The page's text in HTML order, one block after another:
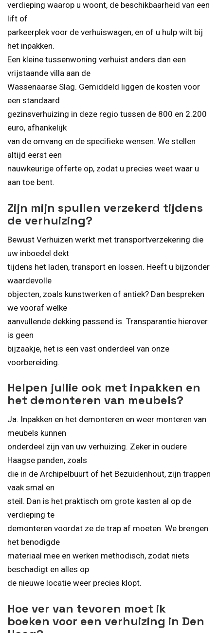
verdieping waarop u woont, de beschikbaarheid van een
lift of
parkeerplek voor de verhuiswagen, en of u hulp wilt bij
het inpakken.
Een kleine tussenwoning verhuist anders dan een
vrijstaande villa aan de
Wassenaarse Slag. Gemiddeld liggen de kosten voor
een standaard
gezinsverhuizing in deze regio tussen de 800 en 2.200
euro, afhankelijk
van de omvang en de specifieke wensen. We stellen
altijd eerst een
nauwkeurige offerte op, zodat u precies weet waar u
aan toe bent.
Zijn mijn spullen verzekerd tijdens
de verhuizing?
Bewust Verhuizen werkt met transportverzekering die
uw inboedel dekt
tijdens het laden, transport en lossen. Heeft u bijzonder
waardevolle
objecten, zoals kunstwerken of antiek? Dan bespreken
we vooraf welke
aanvullende dekking passend is. Transparantie hierover
is geen
bijzaakje, het is een vast onderdeel van onze
voorbereiding.
Helpen jullie ook met inpakken en
het demonteren van meubels?
Ja. Inpakken en het demonteren en weer monteren van
meubels kunnen
onderdeel zijn van uw verhuizing. Zeker in oudere
Haagse panden, zoals
die in de Archipelbuurt of het Bezuidenhout, zijn trappen
vaak smal en
steil. Dan is het praktisch om grote kasten al op de
verdieping te
demonteren voordat ze de trap af moeten. We brengen
het benodigde
materiaal mee en werken methodisch, zodat niets
beschadigt en alles op
de nieuwe locatie weer precies klopt.
Hoe ver van tevoren moet ik
boeken voor een verhuizing in Den